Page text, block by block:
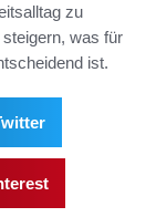
zu
was für
ist.